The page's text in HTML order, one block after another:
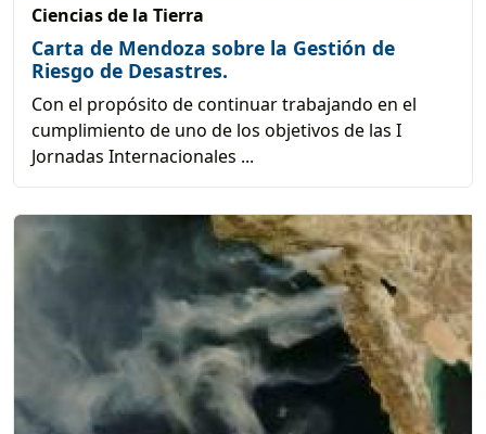
Ciencias de la Tierra
Carta de Mendoza sobre la Gestión de
Riesgo de Desastres.
Con el propósito de continuar trabajando en el
cumplimiento de uno de los objetivos de las I
Jornadas Internacionales ...